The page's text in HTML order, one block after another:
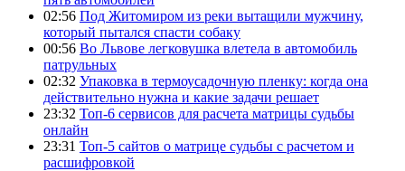
02:56 Под Житомиром из реки вытащили мужчину,
который пытался спасти собаку
00:56 Во Львове легковушка влетела в автомобиль
патрульных
02:32 Упаковка в термоусадочную пленку: когда она
действительно нужна и какие задачи решает
23:32 Топ-6 сервисов для расчета матрицы судьбы
онлайн
23:31 Топ-5 сайтов о матрице судьбы с расчетом и
расшифровкой